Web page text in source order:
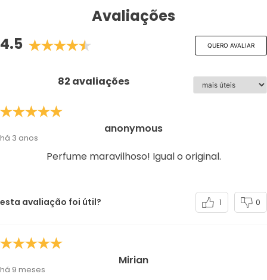
Avaliações
4.5
QUERO AVALIAR
82 avaliações
anonymous
há 3 anos
Perfume maravilhoso! Igual o original.
esta avaliação foi útil? 1 0
Mirian
há 9 meses